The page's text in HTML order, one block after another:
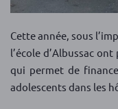
Cette année, sous
l’école d’Albussac
qui permet de
adolescents dans les